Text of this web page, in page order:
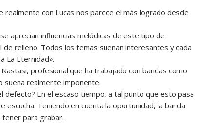
realmente con Lucas nos parece el más logrado desde
aprecian influencias melódicas de este tipo de
relleno. Todos los temas suenan interesantes y cada
La Eternidad».
profesional que ha trabajado con bandas como
suena realmente imponente.
defecto? En el escaso tiempo, a tal punto que esto pasa
Teniendo en cuenta la oportunidad, la banda
para grabar.